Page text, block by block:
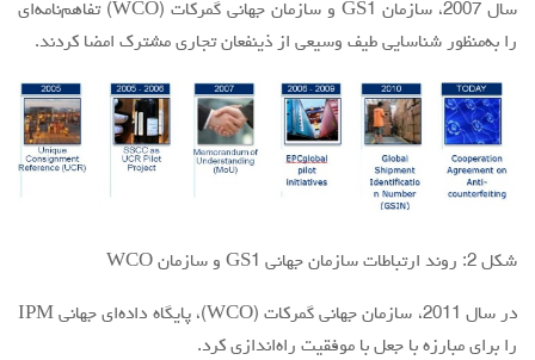
اطلاعات نشریه
اخبار و اعلانات
پیوندهای مفید
تماس با ما
سال 2007، سازمان GS1 و سازمان جهاني گمركات (WCO) تفاهم‌نامه‌ای
را به‌منظور شناسايي طيف وسيعي از ذينفعان تجاري مشترك امضا كردند.
شكل 2: روند ارتباطات سازمان جهاني GS1 و سازمان WCO
در سال 2011، سازمان جهاني گمركات (WCO)، پايگاه داده‌اي جهاني IPM
را براي مبارزه با جعل با موفقيت راه‌اندازي كرد.